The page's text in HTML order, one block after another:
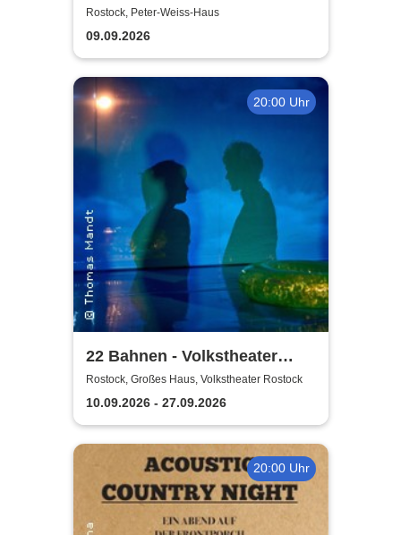
Action presents
Rostock, Peter-Weiss-Haus
09.09.2026
20:00 Uhr
22 Bahnen - Volkstheater
Rostock
Rostock, Großes Haus, Volkstheater Rostock
10.09.2026 - 27.09.2026
20:00 Uhr